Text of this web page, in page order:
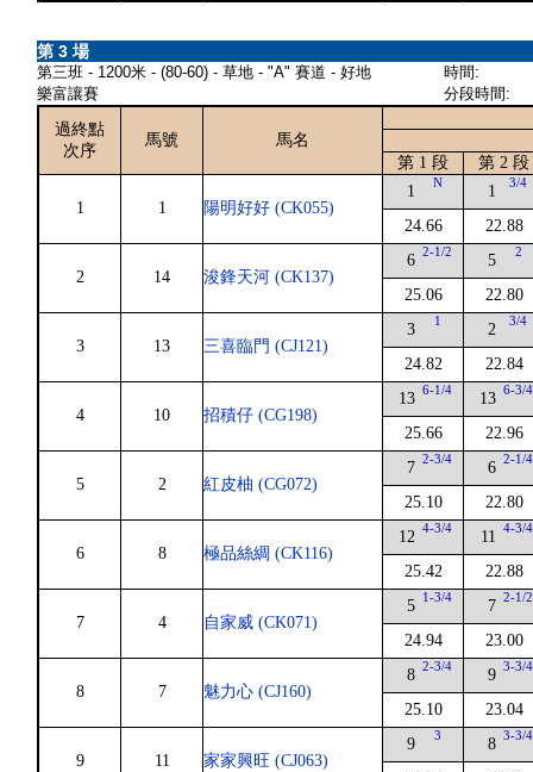
第 3 場
第三班 - 1200米 - (80-60) - 草地 - "A" 賽道 - 好地
樂富讓賽
時間:
分段時間:
過終點
次序
馬號
馬名
第 1 段
第 2 段
1 1 陽明好好 (CK055)
1 N
24.66
1 3/4
22.88
2 14 浚鋒天河 (CK137)
6 2-1/2
25.06
5 2
22.80
3 13 三喜臨門 (CJ121)
3 1
24.82
2 3/4
22.84
4 10 招積仔 (CG198)
13 6-1/4
25.66
13 6-3/4
22.96
5 2 紅皮柚 (CG072)
7 2-3/4
25.10
6 2-1/4
22.80
6 8 極品絲綢 (CK116)
12 4-3/4
25.42
11 4-3/4
22.88
7 4 自家威 (CK071)
5 1-3/4
24.94
7 2-1/2
23.00
8 7 魅力心 (CJ160)
8 2-3/4
25.10
9 3-3/4
23.04
9 11 家家興旺 (CJ063)
9 3 8 3-3/4